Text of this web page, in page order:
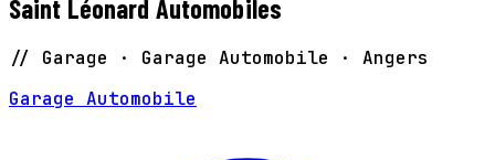
Saint Léonard Automobiles
// Garage · Garage Automobile · Angers
Garage Automobile